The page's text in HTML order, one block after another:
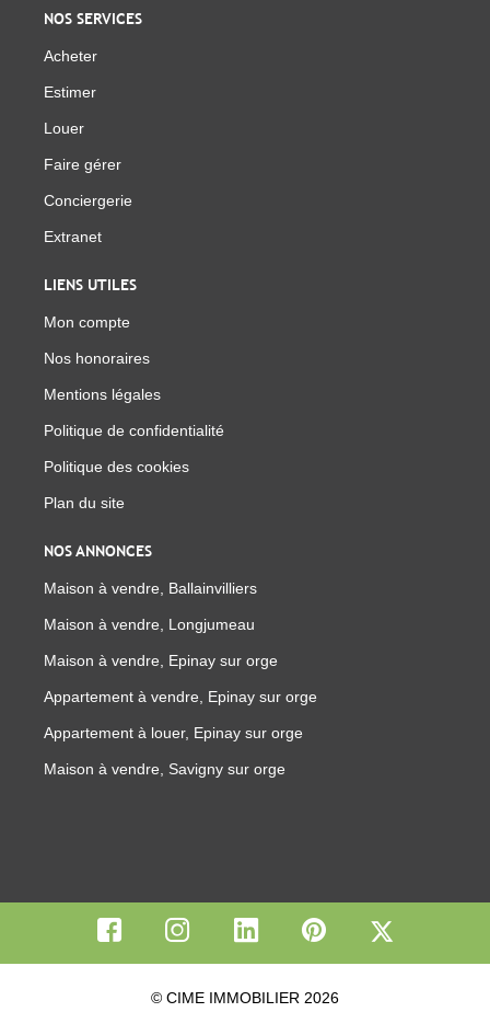
NOS SERVICES
Acheter
Estimer
Louer
Faire gérer
Conciergerie
Extranet
LIENS UTILES
Mon compte
Nos honoraires
Mentions légales
Politique de confidentialité
Politique des cookies
Plan du site
NOS ANNONCES
Maison à vendre, Ballainvilliers
Maison à vendre, Longjumeau
Maison à vendre, Epinay sur orge
Appartement à vendre, Epinay sur orge
Appartement à louer, Epinay sur orge
Maison à vendre, Savigny sur orge
© CIME IMMOBILIER 2026